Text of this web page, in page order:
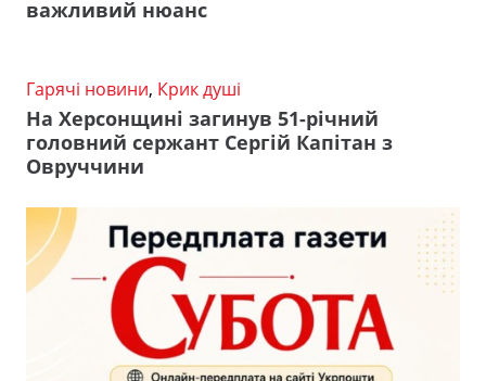
важливий нюанс
Гарячі новини, Крик душі
На Херсонщині загинув 51-річний
головний сержант Сергій Капітан з
Овруччини